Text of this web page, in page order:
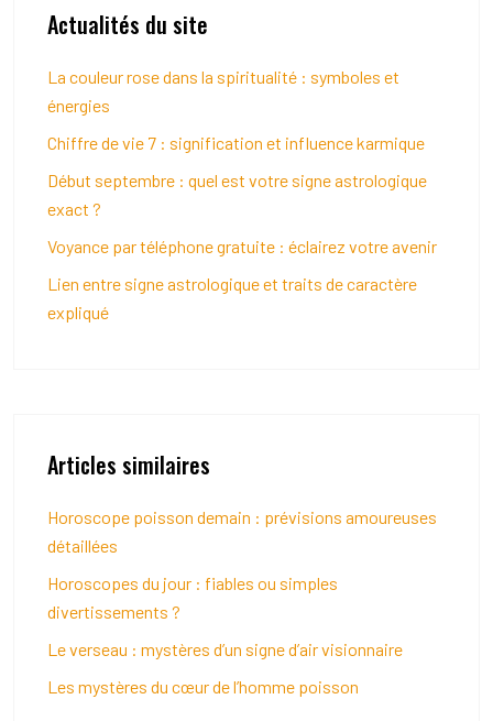
Actualités du site
La couleur rose dans la spiritualité : symboles et
énergies
Chiffre de vie 7 : signification et influence karmique
Début septembre : quel est votre signe astrologique
exact ?
Voyance par téléphone gratuite : éclairez votre avenir
Lien entre signe astrologique et traits de caractère
expliqué
Articles similaires
Horoscope poisson demain : prévisions amoureuses
détaillées
Horoscopes du jour : fiables ou simples
divertissements ?
Le verseau : mystères d’un signe d’air visionnaire
Les mystères du cœur de l’homme poisson